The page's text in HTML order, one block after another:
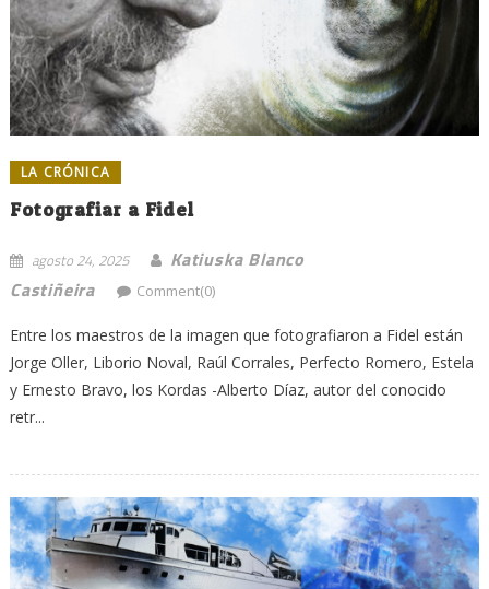
LA CRÓNICA
Fotografiar a Fidel
agosto 24, 2025
Katiuska Blanco
Castiñeira
Comment(0)
Entre los maestros de la imagen que fotografiaron a Fidel están
Jorge Oller, Liborio Noval, Raúl Corrales, Perfecto Romero, Estela
y Ernesto Bravo, los Kordas -Alberto Díaz, autor del conocido
retr...